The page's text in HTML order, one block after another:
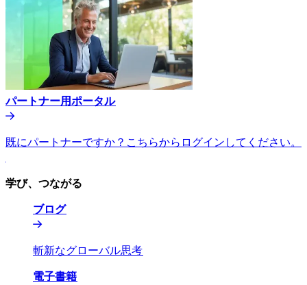
パートナー用ポータル​​
既にパートナーですか？こちらからログインしてください。​​
学び、つながる​​
ブログ​​
斬新なグローバル思考​​
電子書籍​​